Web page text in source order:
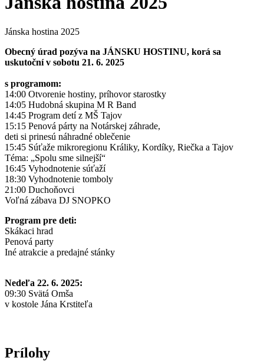
Jánska hostina 2025
Obecný úrad pozýva na JÁNSKU HOSTINU, korá sa
uskutoční v sobotu 21. 6. 2025
s programom:
14:00 Otvorenie hostiny, príhovor starostky
14:05 Hudobná skupina M R Band
14:45 Program detí z MŠ Tajov
15:15 Penová párty na Notárskej záhrade,
deti si prinesú náhradné oblečenie
15:45 Súťaže mikroregionu Králiky, Kordíky, Riečka a Tajov
Téma: „Spolu sme silnejší“
16:45 Vyhodnotenie súťaží
18:30 Vyhodnotenie tomboly
21:00 Duchoňovci
Voľná zábava DJ SNOPKO
Program pre deti:
Skákaci hrad
Penová party
Iné atrakcie a predajné stánky
Nedeľa 22. 6. 2025:
09:30 Svätá Omša
v kostole Jána Krstiteľa
Prílohy